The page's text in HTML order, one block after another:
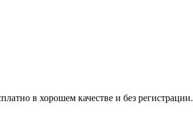
в хорошем качестве и без регистрации.